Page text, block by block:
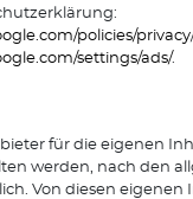
policies/privacy
settings/ads/.
für die eigenen
werden, nach den
Von diesen eigenen